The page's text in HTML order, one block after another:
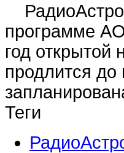
программе
год открытой
продлится
Теги